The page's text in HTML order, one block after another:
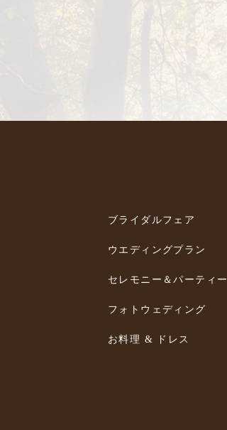
ブライダルフェア
ウエディングプラン
セレモニー＆パーティー
フォトウェディング
お料理 & ドレス